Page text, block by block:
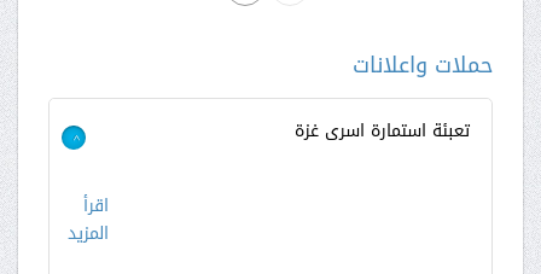
حملات واعلانات
تعبئة استمارة اسرى غزة >
اقرأ
المزيد